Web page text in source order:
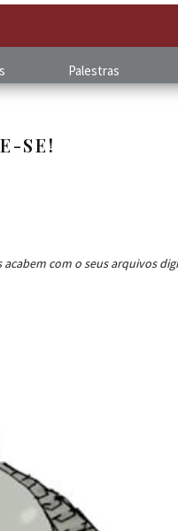
Palestras
SE!
acabem com o seus arquivos